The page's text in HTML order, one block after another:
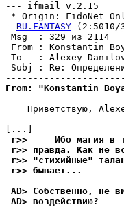
--- ifmail v.2.15
* Origin: FidoNet
- RU.FANTASY
Msg  :
From : Konstantin
To   : Alexey
Subj :
From: "Konstantin
Приветствую,
r>>     Ибо магия в
r>> правда. Как не
r>> "стихийные"
r>> бывает...
AD> Собственно, не
AD> воздействию?